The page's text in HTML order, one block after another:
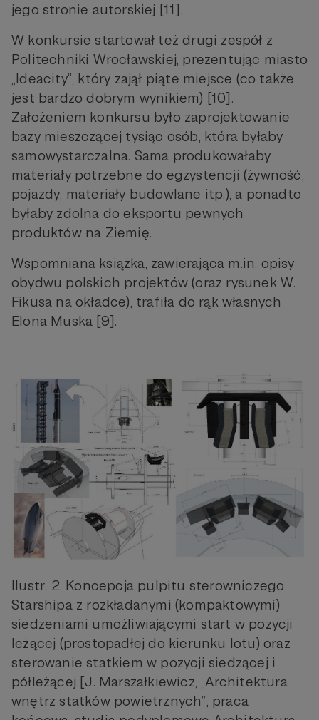
jego stronie autorskiej [11].
W konkursie startował też drugi zespół z
Politechniki Wrocławskiej, prezentując miasto
„Ideacity”, który zajął piąte miejsce (co także
jest bardzo dobrym wynikiem) [10].
Założeniem konkursu było zaprojektowanie
bazy mieszczącej tysiąc osób, która byłaby
samowystarczalna. Sama produkowałaby
materiały potrzebne do egzystencji (żywność,
pojazdy, materiały budowlane itp.), a ponadto
byłaby zdolna do eksportu pewnych
produktów na Ziemię.
Wspomniana książka, zawierająca m.in. opisy
obydwu polskich projektów (oraz rysunek W.
Fikusa na okładce), trafiła do rąk własnych
Elona Muska [9].
Ilustr. 2. Koncepcja pulpitu sterowniczego
Starshipa z rozkładanymi (kompaktowymi)
siedzeniami umożliwiającymi start w pozycji
leżącej (prostopadłej do kierunku lotu) oraz
sterowanie statkiem w pozycji siedzącej i
półleżącej [J. Marszałkiewicz, „Architektura
wnętrz statków powietrznych”, praca